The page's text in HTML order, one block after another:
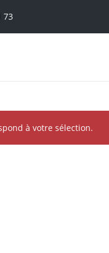
73
à votre sélection.